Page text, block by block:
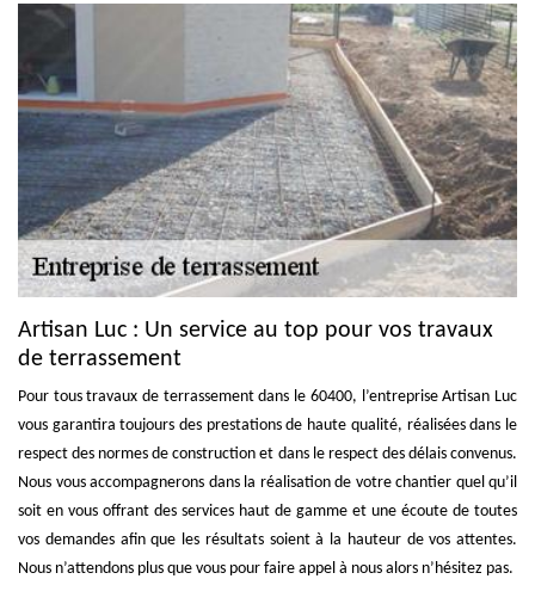
Artisan Luc : Un service au top pour vos travaux
de terrassement
Pour tous travaux de terrassement dans le 60400, l’entreprise Artisan Luc
vous garantira toujours des prestations de haute qualité, réalisées dans le
respect des normes de construction et dans le respect des délais convenus.
Nous vous accompagnerons dans la réalisation de votre chantier quel qu’il
soit en vous offrant des services haut de gamme et une écoute de toutes
vos demandes afin que les résultats soient à la hauteur de vos attentes.
Nous n’attendons plus que vous pour faire appel à nous alors n’hésitez pas.